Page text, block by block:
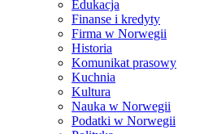
Edukacja
Finanse i kredyty
Firma w Norwegii
Historia
Komunikat prasowy
Kuchnia
Kultura
Nauka w Norwegii
Podatki w Norwegii